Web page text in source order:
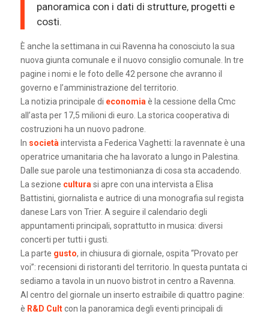
panoramica con i dati di strutture, progetti e
costi.
È anche la settimana in cui Ravenna ha conosciuto la sua
nuova giunta comunale e il nuovo consiglio comunale. In tre
pagine i nomi e le foto delle 42 persone che avranno il
governo e l’amministrazione del territorio.
La notizia principale di economiaè la cessione della Cmc
all’asta per 17,5 milioni di euro. La storica cooperativa di
costruzioni ha un nuovo padrone.
In societàintervista a Federica Vaghetti: la ravennate è una
operatrice umanitaria che ha lavorato a lungo in Palestina.
Dalle sue parole una testimonianza di cosa sta accadendo.
La sezione culturasi apre con una intervista a Elisa
Battistini, giornalista e autrice di una monografia sul regista
danese Lars von Trier. A seguire il calendario degli
appuntamenti principali, soprattutto in musica: diversi
concerti per tutti i gusti.
La parte gusto, in chiusura di giornale, ospita “Provato per
voi”: recensioni di ristoranti del territorio. In questa puntata ci
sediamo a tavola in un nuovo bistrot in centro a Ravenna.
Al centro del giornale un inserto estraibile di quattro pagine:
è R&D Cultcon la panoramica degli eventi principali di